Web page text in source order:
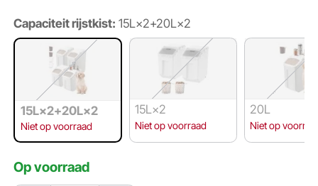
Capaciteit rijstkist: 15L×2+20L×2
15L×2+20L×2
Niet op voorraad
15L×2
Niet op voorraad
20L
Niet op
Op voorraad